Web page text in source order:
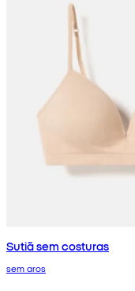
Sutiã sem costuras
sem aros